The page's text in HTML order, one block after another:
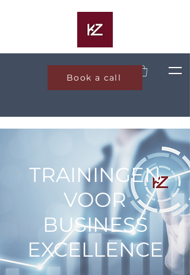
Book a call
TRAININGEN
VOOR
BUSINESS
EXCELLENCE